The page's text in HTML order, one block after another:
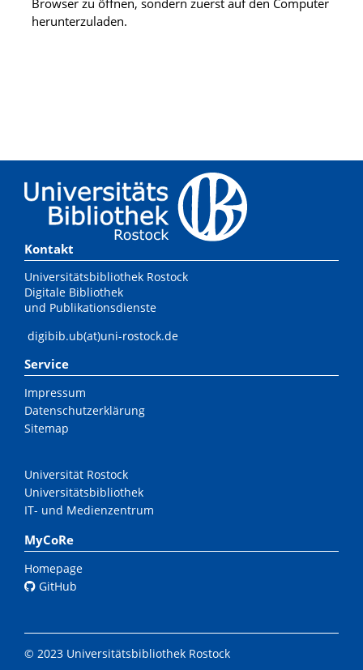
Browser zu öffnen, sondern zuerst auf den Computer
herunterzuladen.
Kontakt
Universitätsbibliothek Rostock
Digitale Bibliothek
und Publikationsdienste
digibib.ub(at)uni-rostock.de
Service
Impressum
Datenschutzerklärung
Sitemap
Universität Rostock
Universitätsbibliothek
IT- und Medienzentrum
MyCoRe
Homepage
GitHub
© 2023 Universitätsbibliothek Rostock